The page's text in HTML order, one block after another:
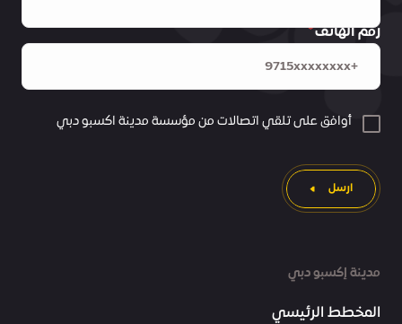
مدينة إكسبو دبي
المخطط الرئيسي
رقم الهاتف
أوافق على تلقي اتصالات من مؤسسة مدينة اكسبو دبي
ارسل